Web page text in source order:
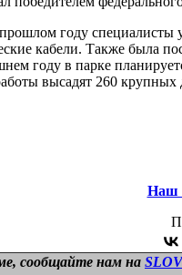
году
кабели. Также была
году в парке
высадят 260
Наш
сообщайте нам на